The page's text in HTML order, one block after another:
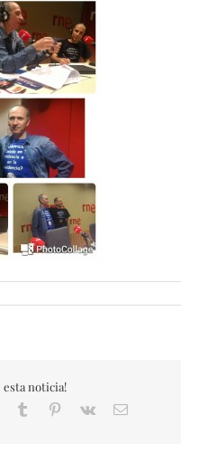
noticia!
Tumblr Pinterest
Vk
Correo